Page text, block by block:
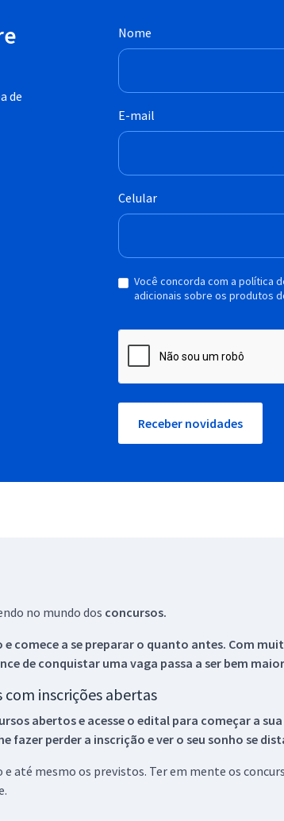
de
Nome
E-mail
Celular
Você concorda com a política
adicionais sobre os produtos
Receber novidades
no mundo dos concursos.
comece a se preparar o quanto antes. Com
de conquistar uma vaga passa a ser bem
com inscrições abertas
abertos e acesse o edital para começar a
perder a inscrição e ver o seu sonho se
até mesmo os previstos. Ter em mente os